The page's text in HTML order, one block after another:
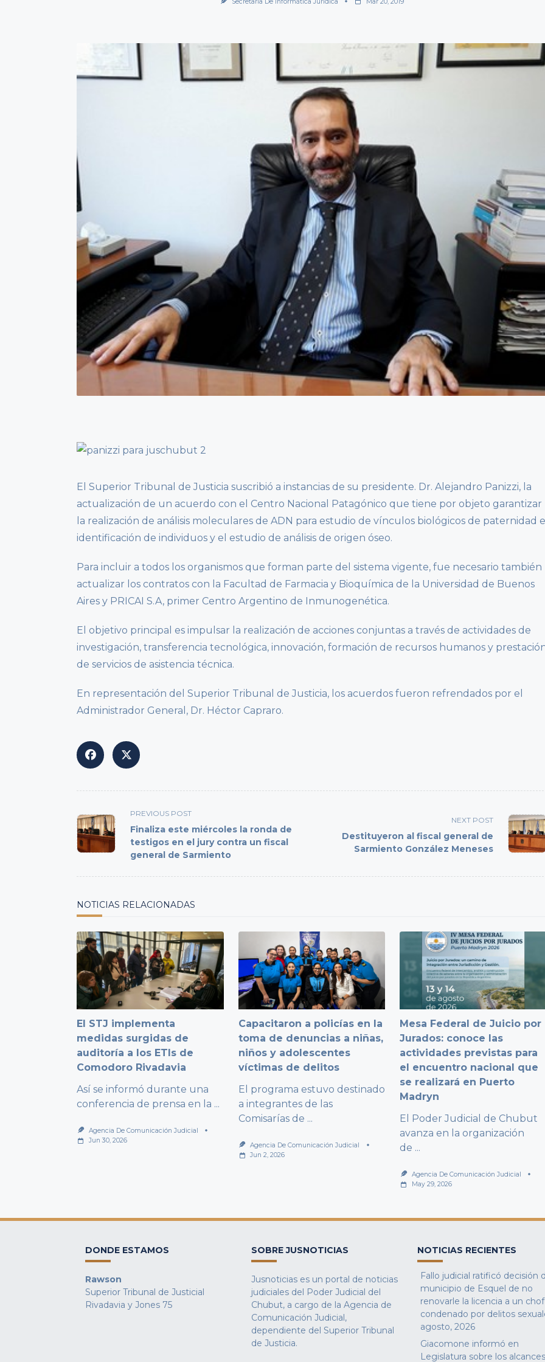
El Superior Tribunal de Justicia suscribió a instancias de su presidente. Dr. Alejandro Panizzi, la
actualización de un acuerdo con el Centro Nacional Patagónico que tiene por objeto garantizar
la realización de análisis moleculares de ADN para estudio de vínculos biológicos de paternidad e
identificación de individuos y el estudio de análisis de origen óseo.
Para incluir a todos los organismos que forman parte del sistema vigente, fue necesario también
actualizar los contratos con la Facultad de Farmacia y Bioquímica de la Universidad de Buenos
Aires y PRICAI S.A, primer Centro Argentino de Inmunogenética.
El objetivo principal es impulsar la realización de acciones conjuntas a través de actividades de
investigación, transferencia tecnológica, innovación, formación de recursos humanos y
de servicios de asistencia técnica.
En representación del Superior Tribunal de Justicia, los acuerdos fueron refrendados por el
Administrador General, Dr. Héctor Capraro.
<span
class="nav-
subtitle
screen-
PREVIOUS POST
Finaliza este miércoles la ronda de
testigos en el jury contra un fiscal
general de Sarmiento
NEXT POST
Destituyeron al fiscal general de
Sarmiento González Meneses
NOTICIAS RELACIONADAS
El STJ implementa
medidas surgidas de
auditoría a los ETIs de
Comodoro Rivadavia
Así se informó durante una
conferencia de prensa en la ...
Agencia De Comunicación Judicial
Jun 30, 2026
Capacitaron a policías en la
toma de denuncias a niñas,
niños y adolescentes
víctimas de delitos
El programa estuvo destinado
a integrantes de las
Comisarías de ...
Agencia De Comunicación Judicial
Jun 2, 2026
Mesa Federal de Juicio por
Jurados: conoce las
actividades previstas para
el encuentro nacional que
se realizará en Puerto
Madryn
El Poder Judicial de Chubut
avanza en la organización
de ...
Agencia De Comunicación Judicial
May 29, 2026
DONDE ESTAMOS
Rawson
Superior Tribunal de Justicial
Rivadavia y Jones 75
SOBRE JUSNOTICIAS
Jusnoticias es un portal de noticias
judiciales del Poder Judicial del
Chubut, a cargo de la Agencia de
Comunicación Judicial,
dependiente del Superior Tribunal
de Justicia.
NOTICIAS RECIENTES
Fallo judicial ratificó decisión
municipio de Esquel de no
renovarle la licencia a un
condenado por delitos
agosto, 2026
Giacomone informó en
Legislatura sobre los